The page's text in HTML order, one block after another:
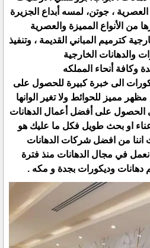
، جوتن، لمسه أبداع الجزيرة
من الأنواع المميزة والعصرية
كترميم المباني القديمة ، وتنفيذ
والدهانات الخارجية
وكافة أنحاء المملكه
الى خبرة كبيرة للحصول على
مميز للحوائط ولا تغير الوانها
الحصول على أفضل أعمال الدهانات
عناء او بحث طويل فكل ما عليك هو
اننا من افضل شركات الدهانات
نعمل في مجال الدهانات منذ فترة
دهانات وديكورات بجدة و مكه .